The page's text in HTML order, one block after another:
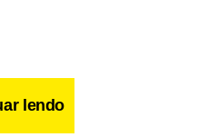
lendo